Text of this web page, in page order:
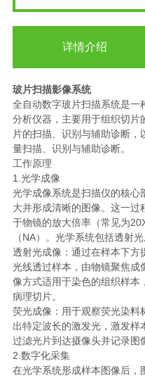
详情介绍
玻片扫描影像系统
全自动数字玻片扫描系统是一
分析仪器，主要用于组织切片
片的扫描、识别与辅助诊断
量扫描、识别与辅助诊断。
工作原理
1.光学成像
光学成像系统是扫描仪的核心
大并形成清晰的图像。这一过
于物镜的放大倍率（常见为
（NA）。光学系统包括透射
透射光成像：通过在样本下方
光线透过样本，由物镜聚焦成
像方式适用于染色的组织样本
病理切片。
荧光成像：用于观察荧光染料
出特定波长的激发光，激发样
过滤光片到达摄像头并记录图
2.数字化采集
在光学系统形成样本图像后，